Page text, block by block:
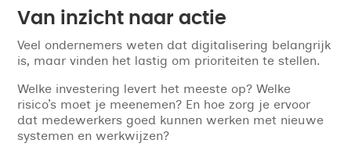
Van inzicht naar actie
Veel ondernemers weten dat digitalisering belangrijk
is, maar vinden het lastig om prioriteiten te stellen.
Welke investering levert het meeste op? Welke
risico’s moet je meenemen? En hoe zorg je ervoor
dat medewerkers goed kunnen werken met nieuwe
systemen en werkwijzen?